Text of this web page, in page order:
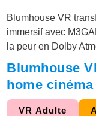
Blumhouse VR
immersif avec
la peur en Dolby
Blumhouse
home
VR Adulte